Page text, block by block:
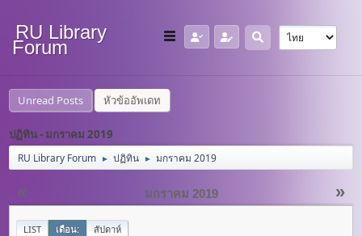
RU Library
Forum
Unread Posts หัวข้ออัพเดท
ปฏิทิน - มกราคม 2019
RU Library Forum ► ปฏิทิน ► มกราคม 2019
« »
มกราคม 2019
LIST เดือน: สัปดาห์